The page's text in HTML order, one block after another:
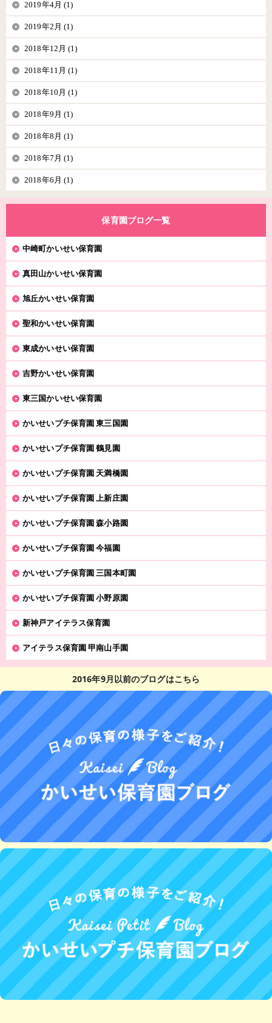
2019年4月 (1)
2019年2月 (1)
2018年12月 (1)
2018年11月 (1)
2018年10月 (1)
2018年9月 (1)
2018年8月 (1)
2018年7月 (1)
2018年6月 (1)
保育園ブログ一覧
中崎町かいせい保育園
真田山かいせい保育園
旭丘かいせい保育園
聖和かいせい保育園
東成かいせい保育園
吉野かいせい保育園
東三国かいせい保育園
かいせいプチ保育園 東三国園
かいせいプチ保育園 鶴見園
かいせいプチ保育園 天満橋園
かいせいプチ保育園 上新庄園
かいせいプチ保育園 森小路園
かいせいプチ保育園 今福園
かいせいプチ保育園 三国本町園
かいせいプチ保育園 小野原園
新神戸アイテラス保育園
アイテラス保育園 甲南山手園
2016年9月以前のブログはこちら